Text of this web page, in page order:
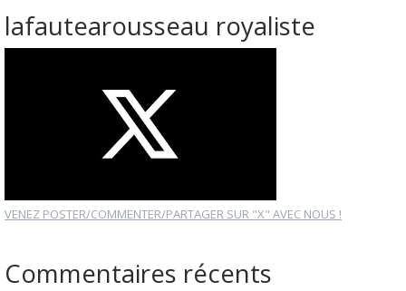
lafautearousseau royaliste
VENEZ POSTER/COMMENTER/PARTAGER SUR "X" AVEC NOUS !
Commentaires récents